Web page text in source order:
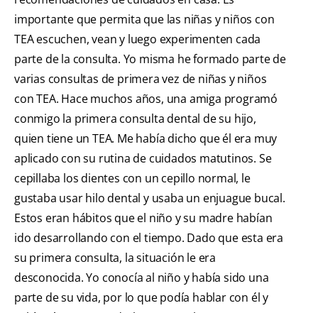
importante que permita que las niñas y niños con
TEA escuchen, vean y luego experimenten cada
parte de la consulta. Yo misma he formado parte de
varias consultas de primera vez de niñas y niños
con TEA. Hace muchos años, una amiga programó
conmigo la primera consulta dental de su hijo,
quien tiene un TEA. Me había dicho que él era muy
aplicado con su rutina de cuidados matutinos. Se
cepillaba los dientes con un cepillo normal, le
gustaba usar hilo dental y usaba un enjuague bucal.
Estos eran hábitos que el niño y su madre habían
ido desarrollando con el tiempo. Dado que esta era
su primera consulta, la situación le era
desconocida. Yo conocía al niño y había sido una
parte de su vida, por lo que podía hablar con él y